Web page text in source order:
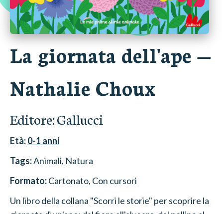
La giornata dell'ape —
Nathalie Choux
Editore:Gallucci
Età:0-1 anni
Tags:Animali, Natura
Formato:Cartonato, Con cursori
Un libro della collana "Scorri le storie" per scoprire la